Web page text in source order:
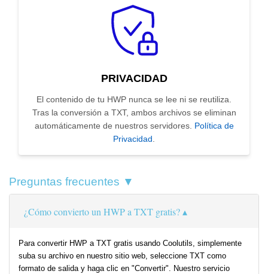
PRIVACIDAD
El contenido de tu HWP nunca se lee ni se reutiliza.
Tras la conversión a TXT, ambos archivos se eliminan
automáticamente de nuestros servidores. Política de
Privacidad.
Preguntas frecuentes ▼
¿Cómo convierto un HWP a TXT gratis?
Para convertir HWP a TXT gratis usando Coolutils, simplemente
suba su archivo en nuestro sitio web, seleccione TXT como
formato de salida y haga clic en "Convertir". Nuestro servicio